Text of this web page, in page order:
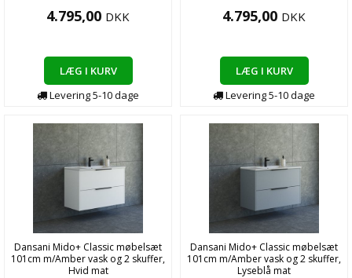
4.795,00 DKK
LÆG I KURV
Levering5-10dage
4.795,00 DKK
LÆG I KURV
Levering5-10dage
Dansani Mido+ Classic møbelsæt
101cm m/Amber vask og 2 skuffer,
Hvid mat
Dansani Mido+ Classic møbelsæt
101cm m/Amber vask og 2 skuffer,
Lyseblå mat